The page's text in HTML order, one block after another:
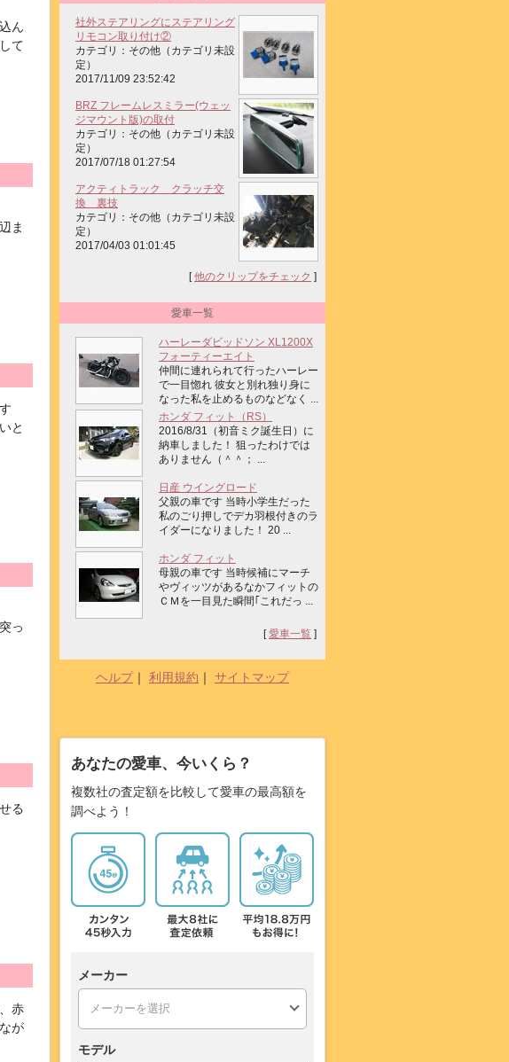
ん
て
ま
と
っ
る
赤
が
社外ステアリングにステアリング
リモコン取り付け②
カテゴリ：その他（カテゴリ未設
定）
2017/11/09 23:52:42
BRZ フレームレスミラー(ウェッ
ジマウント版)の取付
カテゴリ：その他（カテゴリ未設
定）
2017/07/18 01:27:54
アクティトラック クラッチ交
換 裏技
カテゴリ：その他（カテゴリ未設
定）
2017/04/03 01:01:45
[他のクリップをチェック ]
愛車一覧
ハーレーダビッドソン XL1200X
フォーティーエイト
仲間に連れられて行ったハーレー
で一目惚れ 彼女と別れ独り身に
なった私を止めるものなどなく ...
ホンダ フィット（RS）
2016/8/31（初音ミク誕生日）に
納車しました！ 狙ったわけでは
ありません（＾＾； ...
日産 ウイングロード
父親の車です 当時小学生だった
私のごり押しでデカ羽根付きのラ
イダーになりました！ 20 ...
ホンダ フィット
母親の車です 当時候補にマーチ
やヴィッツがあるなかフィットの
ＣＭを一目見た瞬間｢これだっ ...
[愛車一覧 ]
ヘルプ｜ 利用規約 ｜ サイトマップ
あなたの愛車、今いくら？
複数社の査定額を比較して愛車の最高額を
調べよう！
メーカー
モデル